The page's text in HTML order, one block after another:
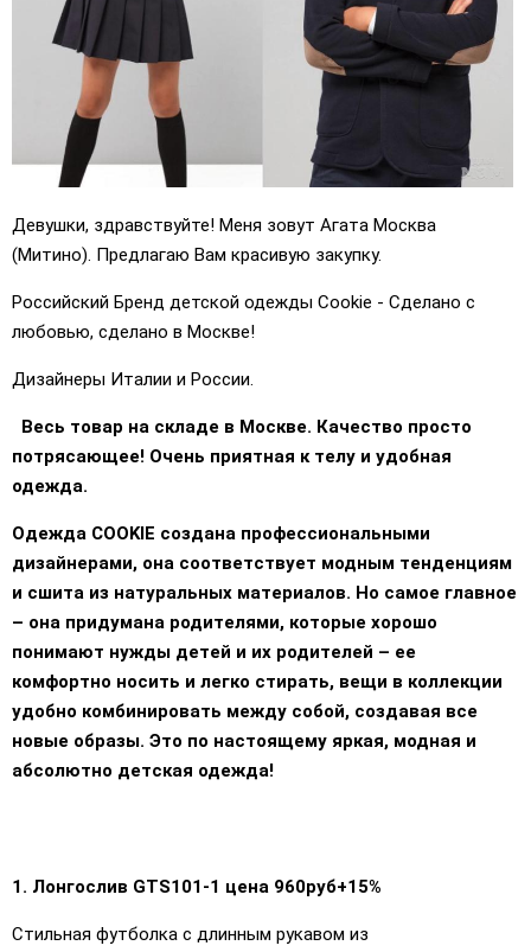
Девушки, здравствуйте! Меня зовут Агата Москва
(Митино). Предлагаю Вам красивую закупку.
Российский Бренд детской одежды Cookie - Сделано с
любовью, сделано в Москве!
Дизайнеры Италии и России.
Весь товар на складе в Москве. Качество просто
потрясающее! Очень приятная к телу и удобная
одежда.
Одежда COOKIE создана профессиональными
дизайнерами, она соответствует модным тенденциям
и сшита из натуральных материалов. Но самое главное
– она придумана родителями, которые хорошо
понимают нужды детей и их родителей – ее
комфортно носить и легко стирать, вещи в коллекции
удобно комбинировать между собой, создавая все
новые образы. Это по настоящему яркая, модная и
абсолютно детская одежда!
1. Лонгослив GTS101-1 цена 960руб+15%
Стильная футболка с длинным рукавом из